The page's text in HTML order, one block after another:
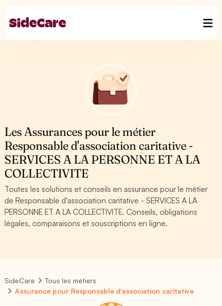
Les Assurances pour le métier
Responsable d'association caritative -
SERVICES A LA PERSONNE ET A LA
COLLECTIVITE
Toutes les solutions et conseils en assurance pour le métier
de Responsable d'association caritative - SERVICES A LA
PERSONNE ET A LA COLLECTIVITE. Conseils, obligations
légales, comparaisons et souscriptions en ligne.
SideCare
Tous les métiers
Assurance pour Responsable d'association caritative